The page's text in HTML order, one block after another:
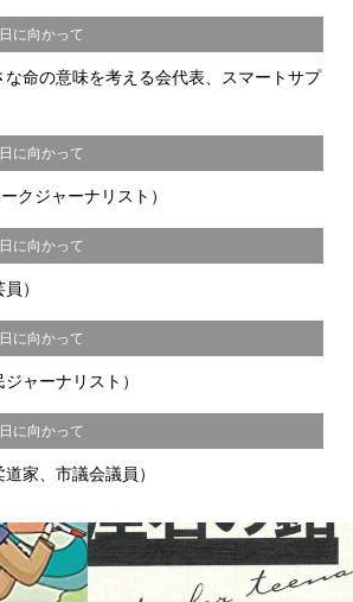
に向かって
命の意味を考える会代表、スマートサプ
に向かって
クジャーナリスト）
に向かって
）
に向かって
ャーナリスト）
に向かって
家、市議会議員）